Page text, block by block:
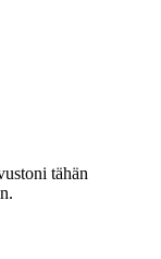
tähän